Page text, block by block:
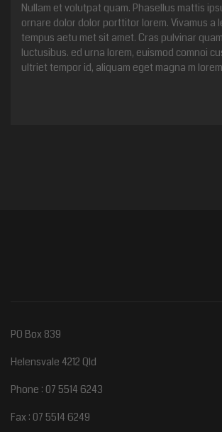
Nullam et volutpat quam. Phasellus mattis
ornare dolor dolor porttitor lorem. Vivamus a
tempus aetu met sit amet. Cras pulvinar
luctusibus. ed urna lorem, euismod comnoi
ultriet tempor id, aliquam eget magna m
PO Box 839
Helensvale 4212 Qld
Phone : 07 5514 6243
Fax : 07 5514 6249